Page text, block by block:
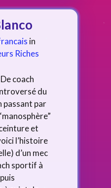
in
Riches
coach
du
passant par
et
l’histoire
d’un mec
sportif à